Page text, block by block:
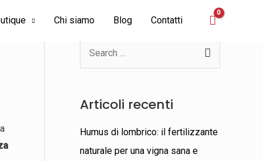
Chi siamo Blog Contatti
c
a
:
Articoli recenti
Humus di lombrico: il fertilizzante
naturale per una vigna sana e